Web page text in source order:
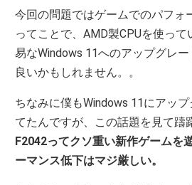
今回の問題ではゲームでのパフォ
ってことで、AMD製CPUを使っ
易なWindows 11へのアップグレ
良いかもしれません。。
ちなみに僕もWindows 11にアッ
てたんですが、この話題を見て躊
F2042ってクソ重い新作ゲームを
ーマンス低下はマジ厳しい。